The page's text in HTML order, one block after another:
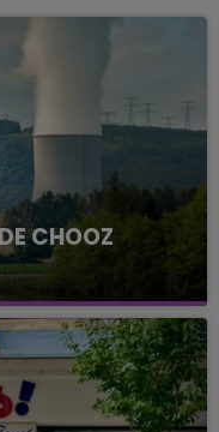
CHOOZ
la centrale
Une situation
qui est toujours